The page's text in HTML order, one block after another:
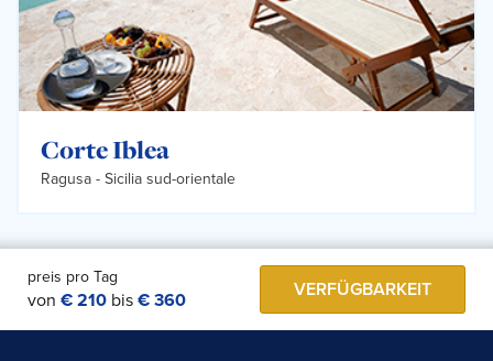
Corte Iblea
Ragusa - Sicilia sud-orientale
preis pro Tag
von € 210 bis € 360 VERFÜGBARKEIT